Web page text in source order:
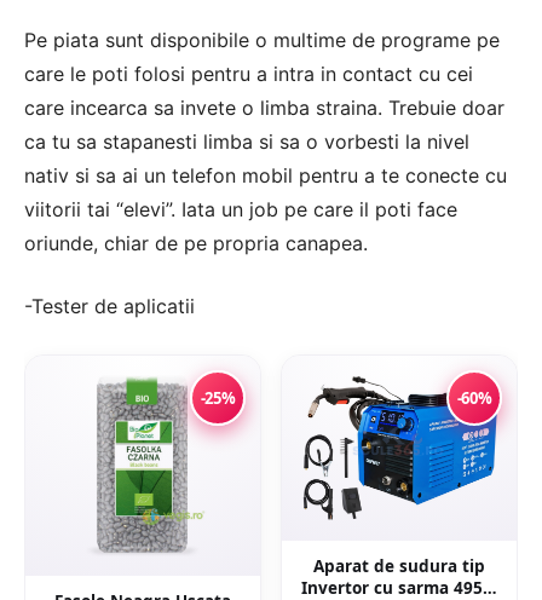
Pe piata sunt disponibile o multime de programe pe
care le poti folosi pentru a intra in contact cu cei
care incearca sa invete o limba straina. Trebuie doar
ca tu sa stapanesti limba si sa o vorbesti la nivel
nativ si sa ai un telefon mobil pentru a te conecte cu
viitorii tai “elevi”. Iata un job pe care il poti face
oriunde, chiar de pe propria canapea.
-Tester de aplicatii
-25% -60%
Aparat de sudura tip
Invertor cu sarma 495A,